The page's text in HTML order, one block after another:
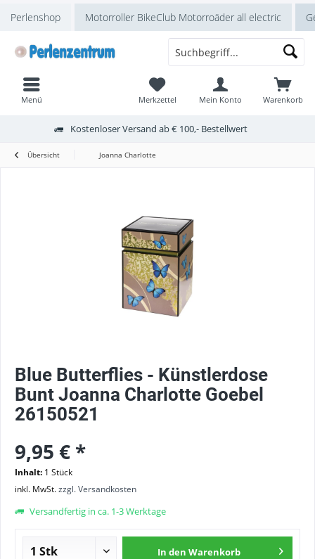
Perlenshop Motorroller BikeClub Motorroäder all electric
Kostenloser Versand ab € 100,- Bestellwert
Warenkorb
Merkzettel Mein Konto
Menü
Übersicht Joanna Charlotte
Blue Butterflies - Künstlerdose
Bunt Joanna Charlotte Goebel
26150521
9,95 € *
Inhalt: 1 Stück
inkl. MwSt.zzgl. Versandkosten
Versandfertig in ca. 1-3 Werktage
In den Warenkorb